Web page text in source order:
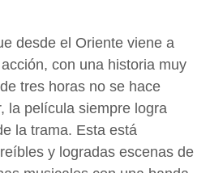
desde el Oriente viene a
con una historia muy
tres horas no se hace
la película siempre logra
la trama. Esta está
y logradas escenas de